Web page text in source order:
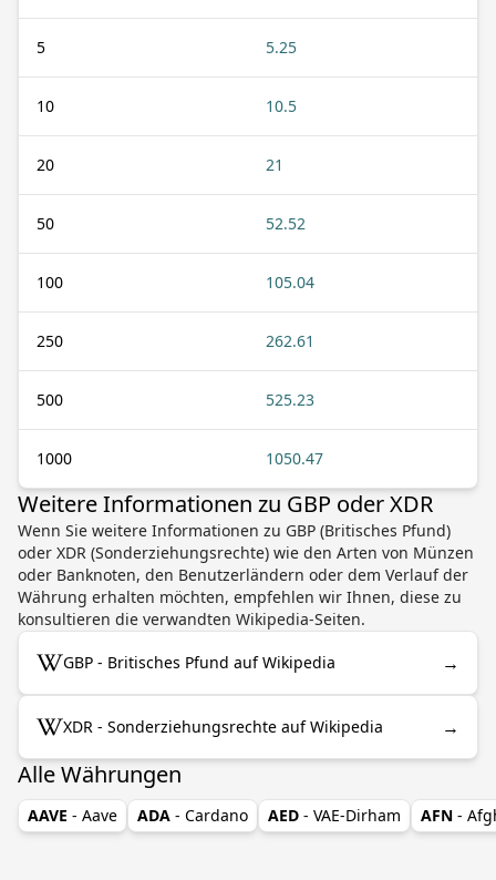
5 5.25
10 10.5
20 21
50 52.52
100 105.04
250 262.61
500 525.23
1000 1050.47
Weitere Informationen zu GBP oder XDR
Wenn Sie weitere Informationen zu GBP (Britisches Pfund)
oder XDR (Sonderziehungsrechte) wie den Arten von Münzen
oder Banknoten, den Benutzerländern oder dem Verlauf der
Währung erhalten möchten, empfehlen wir Ihnen, diese zu
konsultieren die verwandten Wikipedia-Seiten.
GBP - Britisches Pfund auf Wikipedia →
XDR - Sonderziehungsrechte auf Wikipedia →
Alle Währungen
AAVE - Aave ADA - Cardano AED - VAE-Dirham AFN -